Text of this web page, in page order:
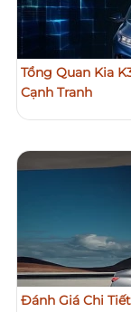
Tổng Quan Kia
Cạnh Tranh
Đánh Giá Chi